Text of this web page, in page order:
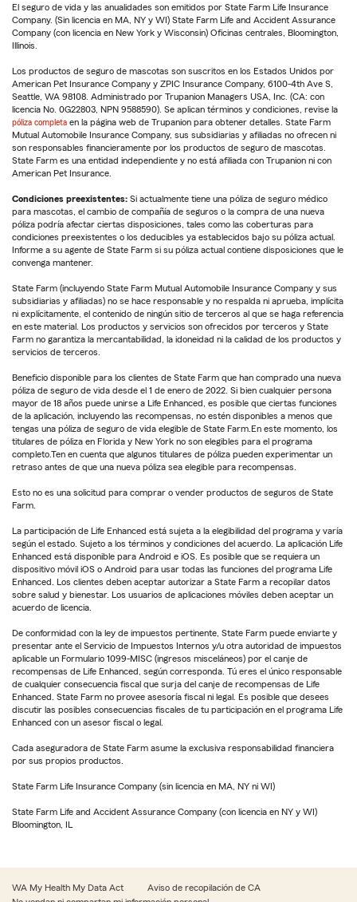
El seguro de vida y las anualidades son emitidos por State Farm Life Insurance
Company. (Sin licencia en MA, NY y WI) State Farm Life and Accident Assurance
Company (con licencia en New York y Wisconsin) Oficinas centrales, Bloomington,
Illinois.
Los productos de seguro de mascotas son suscritos en los Estados Unidos por
American Pet Insurance Company y ZPIC Insurance Company, 6100-4th Ave S,
Seattle, WA 98108. Administrado por Trupanion Managers USA, Inc. (CA: con
licencia No. 0G22803, NPN 9588590). Se aplican términos y condiciones, revise la
póliza completa en la página web de Trupanion para obtener detalles. State Farm
Mutual Automobile Insurance Company, sus subsidiarias y afiliadas no ofrecen ni
son responsables financieramente por los productos de seguro de mascotas.
State Farm es una entidad independiente y no está afiliada con Trupanion ni con
American Pet Insurance.
Condiciones preexistentes: Si actualmente tiene una póliza de seguro médico
para mascotas, el cambio de compañía de seguros o la compra de una nueva
póliza podría afectar ciertas disposiciones, tales como las coberturas para
condiciones preexistentes o los deducibles ya establecidos bajo su póliza actual.
Informe a su agente de State Farm si su póliza actual contiene disposiciones que le
convenga mantener.
State Farm (incluyendo State Farm Mutual Automobile Insurance Company y sus
subsidiarias y afiliadas) no se hace responsable y no respalda ni aprueba, implícita
ni explícitamente, el contenido de ningún sitio de terceros al que se haga referencia
en este material. Los productos y servicios son ofrecidos por terceros y State
Farm no garantiza la mercantabilidad, la idoneidad ni la calidad de los productos y
servicios de terceros.
Beneficio disponible para los clientes de State Farm que han comprado una nueva
póliza de seguro de vida desde el 1 de enero de 2022. Si bien cualquier persona
mayor de 18 años puede unirse a Life Enhanced, es posible que ciertas funciones
de la aplicación, incluyendo las recompensas, no estén disponibles a menos que
tengas una póliza de seguro de vida elegible de State Farm.En este momento, los
titulares de póliza en Florida y New York no son elegibles para el programa
completo.Ten en cuenta que algunos titulares de póliza pueden experimentar un
retraso antes de que una nueva póliza sea elegible para recompensas.
Esto no es una solicitud para comprar o vender productos de seguros de State
Farm.
La participación de Life Enhanced está sujeta a la elegibilidad del programa y varía
según el estado. Sujeto a los términos y condiciones del acuerdo. La aplicación Life
Enhanced está disponible para Android e iOS. Es posible que se requiera un
dispositivo móvil iOS o Android para usar todas las funciones del programa Life
Enhanced. Los clientes deben aceptar autorizar a State Farm a recopilar datos
sobre salud y bienestar. Los usuarios de aplicaciones móviles deben aceptar un
acuerdo de licencia.
De conformidad con la ley de impuestos pertinente, State Farm puede enviarte y
presentar ante el Servicio de Impuestos Internos y/u otra autoridad de impuestos
aplicable un Formulario 1099-MISC (ingresos misceláneos) por el canje de
recompensas de Life Enhanced, según corresponda. Tú eres el único responsable
de cualquier consecuencia fiscal que surja del canje de recompensas de Life
Enhanced. State Farm no provee asesoría fiscal ni legal. Es posible que desees
discutir las posibles consecuencias fiscales de tu participación en el programa Life
Enhanced con un asesor fiscal o legal.
Cada aseguradora de State Farm asume la exclusiva responsabilidad financiera
por sus propios productos.
State Farm Life Insurance Company (sin licencia en MA, NY ni WI)
State Farm Life and Accident Assurance Company (con licencia en NY y WI)
Bloomington, IL
WA My Health My Data Act
Aviso de recopilación de CA